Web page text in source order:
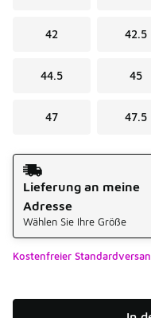
42 42.5
44.5 45
47 47.5
Versandart
Lieferung an meine
Adresse
Wählen Sie Ihre Größe
Kostenfreier